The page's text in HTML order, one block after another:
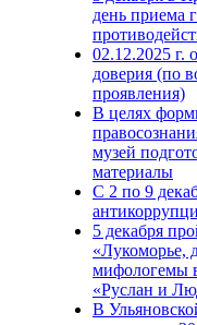
день приема
02.12.2025 г.
доверия (по
проявления)
В целях
музей
материалы
С 2 по 9
5 декабря
«Лукоморье,
мифологемы
«Руслан и
В